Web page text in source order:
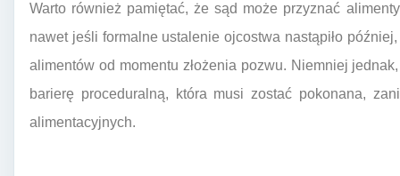
Warto również pamiętać, że sąd może przyznać
nawet jeśli formalne ustalenie ojcostwa nastąpiło
alimentów od momentu złożenia pozwu. Niemniej
barierę proceduralną, która musi zostać pokonana,
alimentacyjnych.